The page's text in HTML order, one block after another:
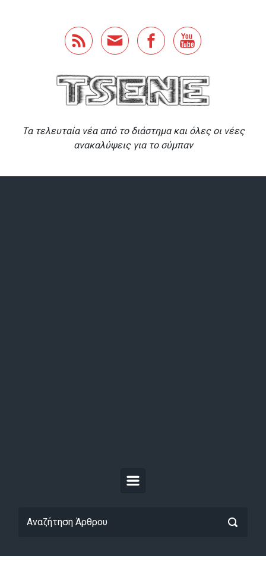
Τα τελευταία νέα από το διάστημα και όλες οι νέες
ανακαλύψεις για το σύμπαν